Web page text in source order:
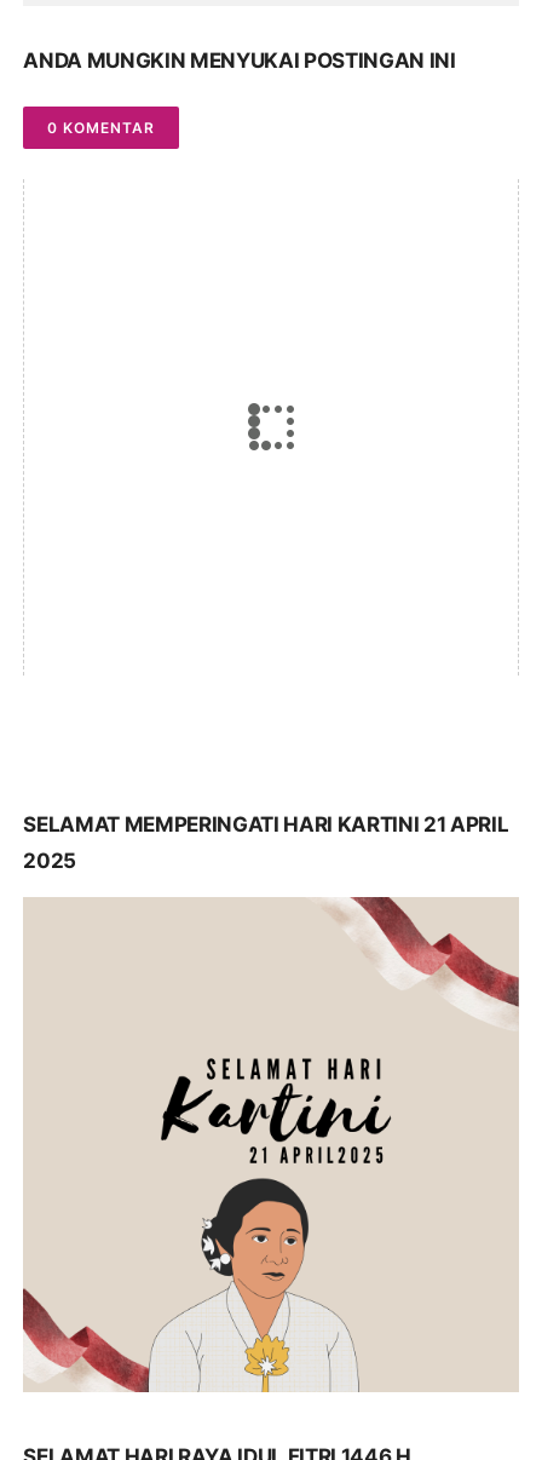
ANDA MUNGKIN MENYUKAI POSTINGAN INI
0 KOMENTAR
SELAMAT MEMPERINGATI HARI KARTINI 21 APRIL
2025